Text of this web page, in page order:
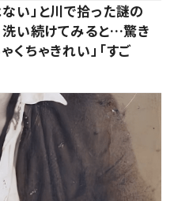
い」と川で拾った謎の
洗い続けてみると…驚き
くちゃきれい」「すご